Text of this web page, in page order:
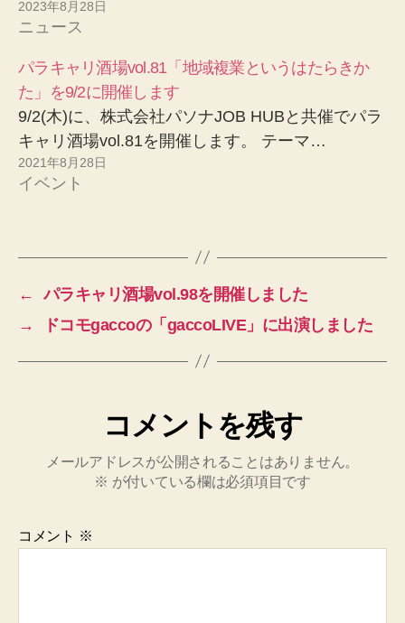
2023年8月28日
ニュース
パラキャリ酒場vol.81「地域複業というはたらきか
た」を9/2に開催します
9/2(木)に、株式会社パソナJOB HUBと共催でパラ
キャリ酒場vol.81を開催します。 テーマ…
2021年8月28日
イベント
←
パラキャリ酒場vol.98を開催しました
→
ドコモgaccoの「gaccoLIVE」に出演しました
コメントを残す
メールアドレスが公開されることはありません。
※ が付いている欄は必須項目です
コメント ※